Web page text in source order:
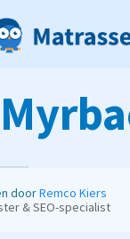
doorRemco Kiers
& SEO-specialist